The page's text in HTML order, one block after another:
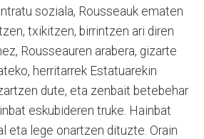
soziala, Rousseauk ematen
txikitzen, birrintzen ari diren
Rousseauren arabera, gizarte
herritarrek Estatuarekin
dute, eta zenbait betebehar
eskubideren truke. Hainbat
eta lege onartzen dituzte. Orain